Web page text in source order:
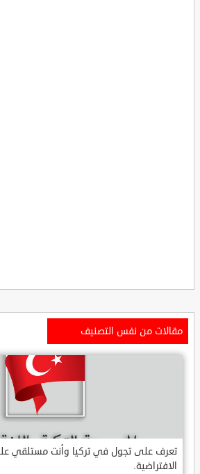
مقالات من نفس التصنيف
تعرف على تجول في تركيا وأنت مستلقي
الافتراضية.